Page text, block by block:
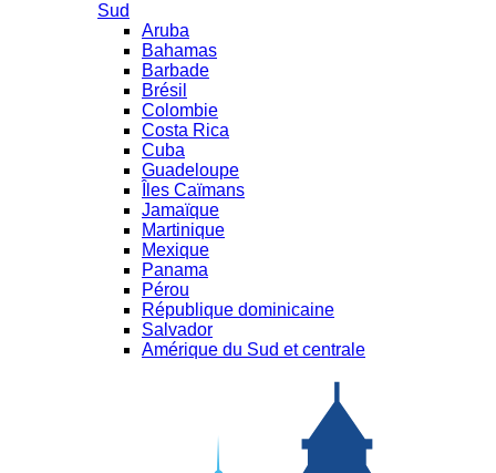
Sud
Aruba
Bahamas
Barbade
Brésil
Colombie
Costa Rica
Cuba
Guadeloupe
Îles Caïmans
Jamaïque
Martinique
Mexique
Panama
Pérou
République dominicaine
Salvador
Amérique du Sud et centrale